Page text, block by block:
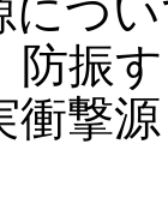
につ
防振
衝撃